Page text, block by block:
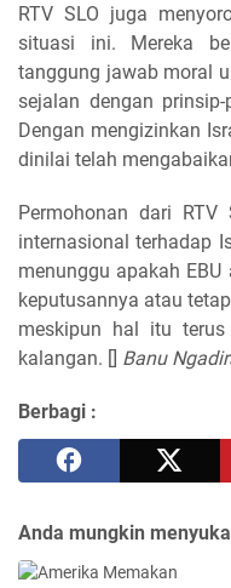
RTV SLO juga
situasi ini. Mereka
tanggung jawab moral
sejalan dengan
Dengan mengizinkan
dinilai telah
Permohonan dari
internasional terhadap
menunggu apakah
keputusannya atau
meskipun hal itu
kalangan. [] Banu
Berbagi :
Anda mungkin